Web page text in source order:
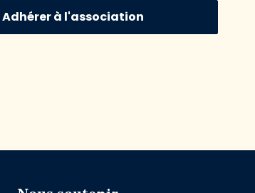
Adhérer à l'association